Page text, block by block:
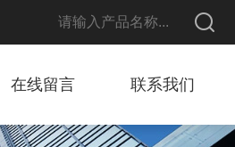
在线留言 联系我们